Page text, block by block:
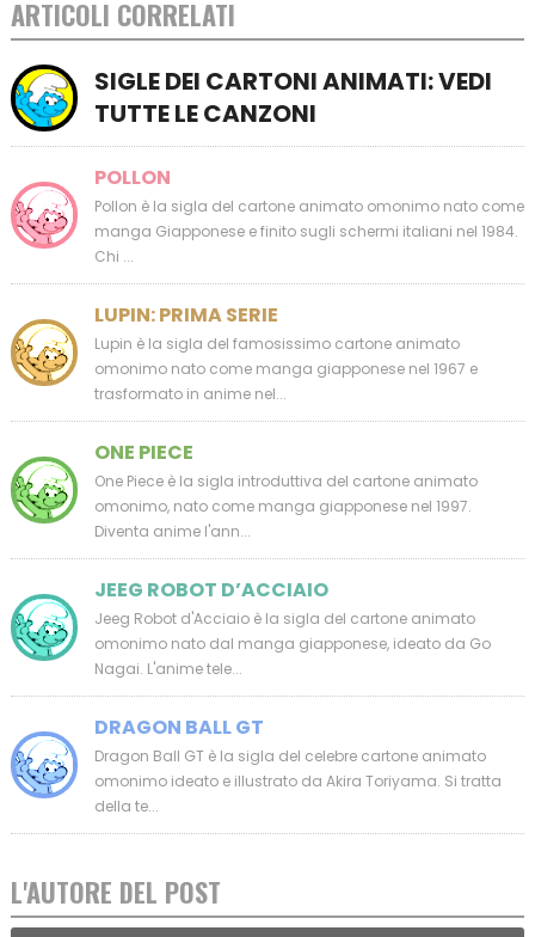
ARTICOLI CORRELATI
SIGLE DEI CARTONI ANIMATI: VEDI
TUTTE LE CANZONI
POLLON
Pollon è la sigla del cartone animato omonimo nato come
manga Giapponese e finito sugli schermi italiani nel 1984.
Chi ...
LUPIN: PRIMA SERIE
Lupin è la sigla del famosissimo cartone animato
omonimo nato come manga giapponese nel 1967 e
trasformato in anime nel...
ONE PIECE
One Piece è la sigla introduttiva del cartone animato
omonimo, nato come manga giapponese nel 1997.
Diventa anime l'ann...
JEEG ROBOT D’ACCIAIO
Jeeg Robot d'Acciaio è la sigla del cartone animato
omonimo nato dal manga giapponese, ideato da Go
Nagai. L'anime tele...
DRAGON BALL GT
Dragon Ball GT è la sigla del celebre cartone animato
omonimo ideato e illustrato da Akira Toriyama. Si tratta
della te...
L'AUTORE DEL POST